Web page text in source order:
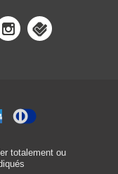
totalement ou